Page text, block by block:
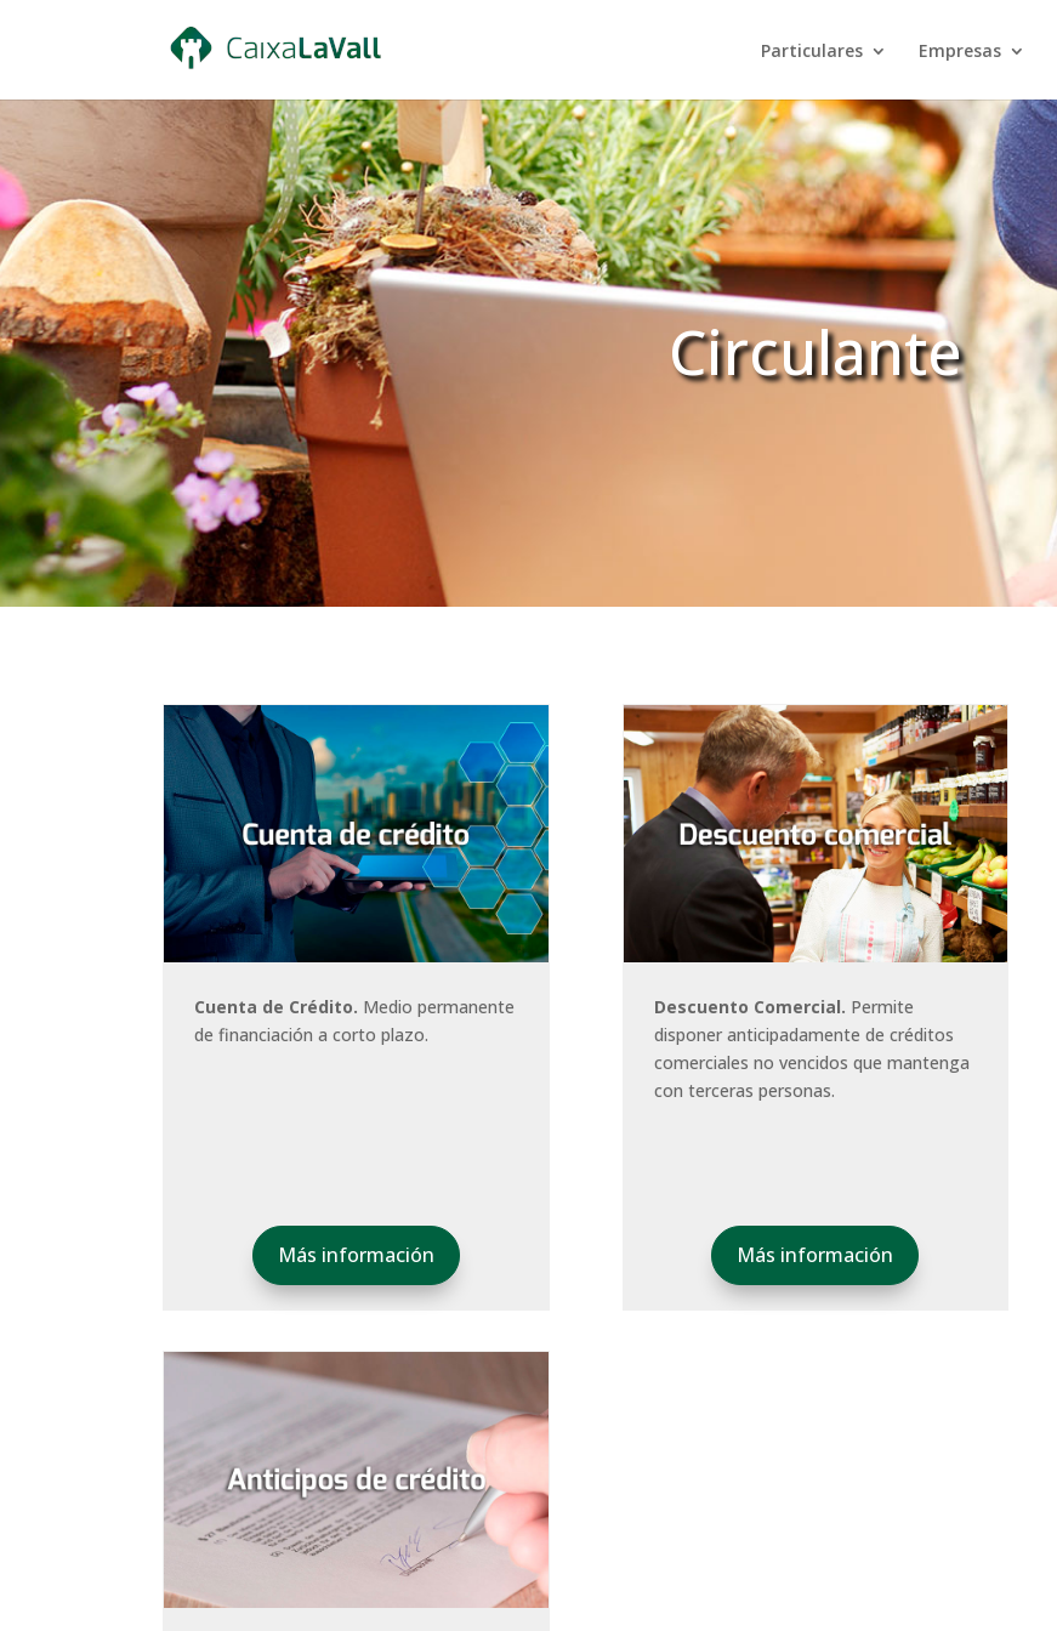
Particulares Empresas
Circulante
Cuenta de Crédito. Medio permanente
de financiación a corto plazo.
Más información
Descuento Comercial. Permite
disponer anticipadamente de créditos
comerciales no vencidos que mantenga
con terceras personas.
Más información